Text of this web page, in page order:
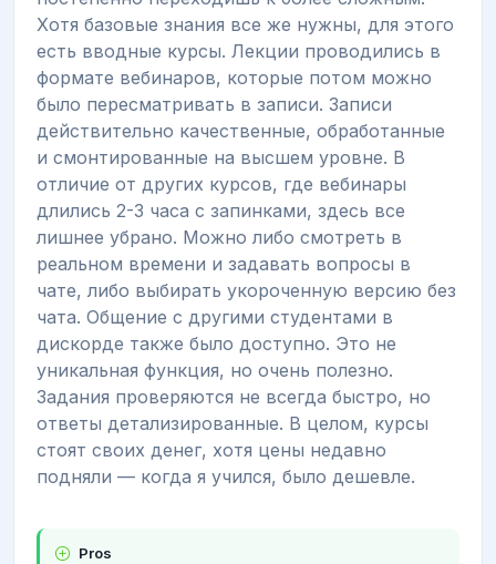
Хотя базовые знания все же нужны, для этого
есть вводные курсы. Лекции проводились в
формате вебинаров, которые потом можно
было пересматривать в записи. Записи
действительно качественные, обработанные
и смонтированные на высшем уровне. В
отличие от других курсов, где вебинары
длились 2-3 часа с запинками, здесь все
лишнее убрано. Можно либо смотреть в
реальном времени и задавать вопросы в
чате, либо выбирать укороченную версию без
чата. Общение с другими студентами в
дискорде также было доступно. Это не
уникальная функция, но очень полезно.
Задания проверяются не всегда быстро, но
ответы детализированные. В целом, курсы
стоят своих денег, хотя цены недавно
подняли — когда я учился, было дешевле.
Pros